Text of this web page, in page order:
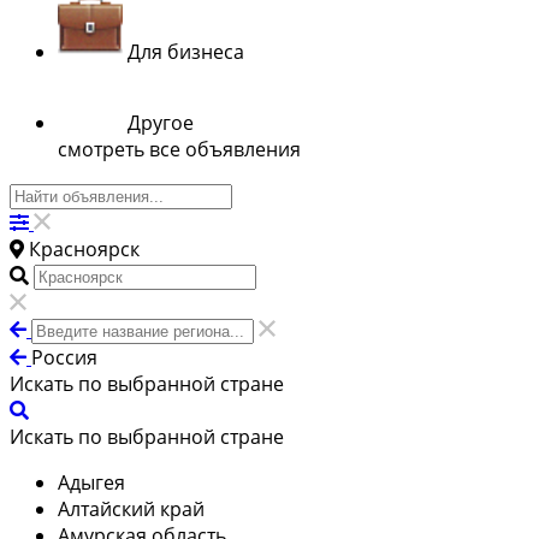
Для бизнеса
Другое
смотреть все объявления
Красноярск
Россия
Искать по выбранной стране
Искать по выбранной стране
Адыгея
Алтайский край